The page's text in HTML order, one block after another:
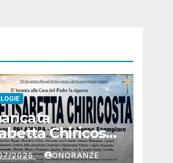
Chiricosta
Palamara
2026 ONORANZE